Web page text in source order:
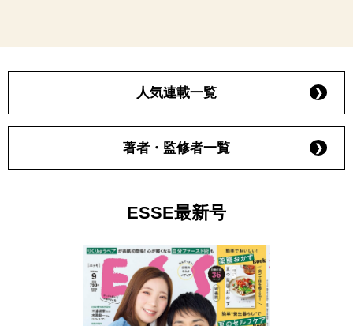
人気連載一覧
著者・監修者一覧
ESSE最新号